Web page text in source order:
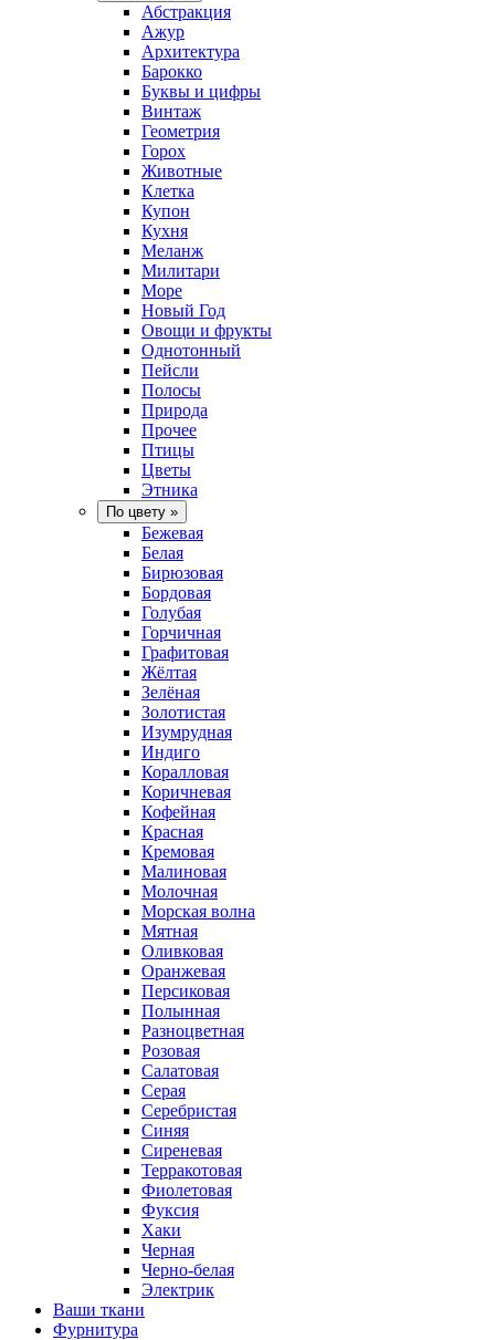
Абстракция
Ажур
Архитектура
Барокко
Буквы и цифры
Винтаж
Геометрия
Горох
Животные
Клетка
Купон
Кухня
Меланж
Милитари
Море
Новый Год
Овощи и фрукты
Однотонный
Пейсли
Полосы
Природа
Прочее
Птицы
Цветы
Этника
По цвету »
Бежевая
Белая
Бирюзовая
Бордовая
Голубая
Горчичная
Графитовая
Жёлтая
Зелёная
Золотистая
Изумрудная
Индиго
Коралловая
Коричневая
Кофейная
Красная
Кремовая
Малиновая
Молочная
Морская волна
Мятная
Оливковая
Оранжевая
Персиковая
Полынная
Разноцветная
Розовая
Салатовая
Серая
Серебристая
Синяя
Сиреневая
Терракотовая
Фиолетовая
Фуксия
Хаки
Черная
Черно-белая
Электрик
Ваши ткани
Фурнитура